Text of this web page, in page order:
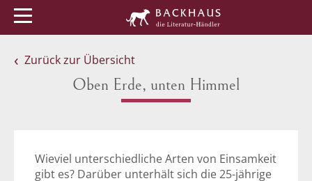
Zurück zur Übersicht
Oben Erde, unten Himmel
Wieviel unterschiedliche Arten von Einsamkeit
gibt es? Darüber unterhält sich die 25-jährige